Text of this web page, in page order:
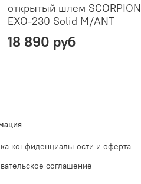
открытый шлем SCORPION
EXO-230 Solid M/ANT
18 890 руб
конфиденциальности и оферта
соглашение